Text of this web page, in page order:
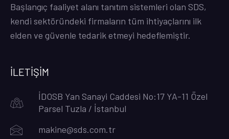
Başlangıç faaliyet alanı tanıtım sistemleri olan SDS,
kendi sektöründeki firmaların tüm ihtiyaçlarını ilk
elden ve güvenle tedarik etmeyi hedeflemiştir.
İLETİŞİM
İDOSB Yan Sanayi Caddesi No:17 YA-11 Özel
Parsel Tuzla / İstanbul
makine@sds.com.tr